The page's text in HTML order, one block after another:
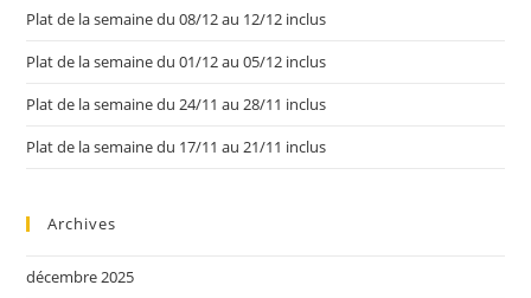
Plat de la semaine du 08/12 au 12/12 inclus
Plat de la semaine du 01/12 au 05/12 inclus
Plat de la semaine du 24/11 au 28/11 inclus
Plat de la semaine du 17/11 au 21/11 inclus
Archives
décembre 2025